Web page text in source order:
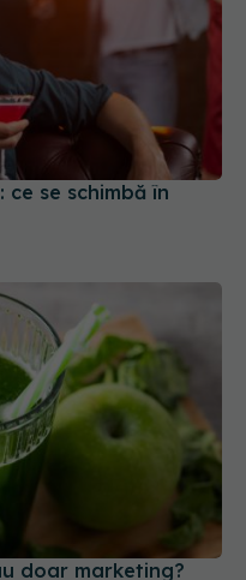
se schimbă în
doar marketing?